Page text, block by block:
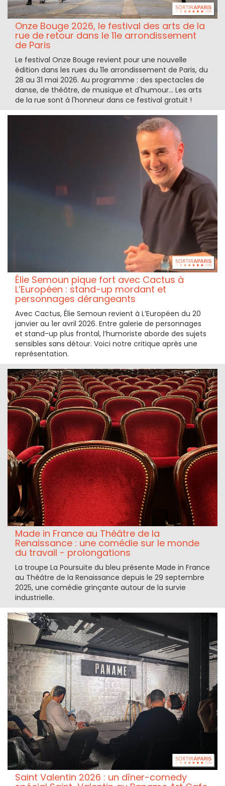
Onze Bouge 2026, le festival des arts de la
rue de retour dans le 11e arrondissement
de Paris
Le festival Onze Bouge revient pour une nouvelle
édition dans les rues du 11e arrondissement de Paris, du
28 au 31 mai 2026. Au programme : des spectacles de
danse, de théâtre, de musique et d'humour... Les arts
de la rue sont à l'honneur dans ce festival gratuit !
Élie Semoun pique fort avec Cactus à
L’Européen : stand-up mordant et
personnages dérangeants
Avec Cactus, Élie Semoun revient à L’Européen du 20
janvier au 1er avril 2026. Entre galerie de personnages
et stand-up plus frontal, l’humoriste aborde des sujets
sensibles sans détour. Voici notre critique après une
représentation.
Made in France au Théâtre de la
Renaissance : une comédie sur le monde
du travail - prolongations
La troupe La Poursuite du bleu présente Made in France
au Théâtre de la Renaissance depuis le 29 septembre
2025, une comédie grinçante autour de la survie
industrielle.
Saint Valentin 2026 : un dîner-comedy